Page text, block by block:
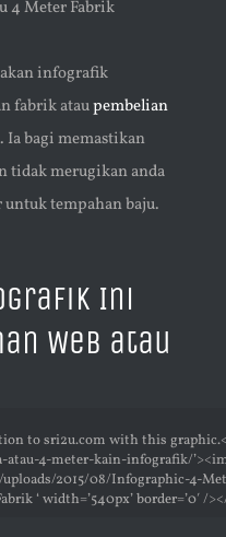
infografik
fabrik ataupembelian
Ia bagi memastikan
tidak merugikan anda
tempahan baju.
Ini
Web atau